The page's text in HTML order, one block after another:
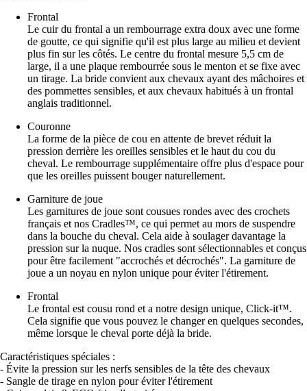
Frontal
Le cuir du frontal a un rembourrage extra doux avec une forme
de goutte, ce qui signifie qu'il est plus large au milieu et devient
plus fin sur les côtés. Le centre du frontal mesure 5,5 cm de
large, il a une plaque rembourrée sous le menton et se fixe avec
un tirage. La bride convient aux chevaux ayant des mâchoires et
des pommettes sensibles, et aux chevaux habitués à un frontal
anglais traditionnel.
Couronne
La forme de la pièce de cou en attente de brevet réduit la
pression derrière les oreilles sensibles et le haut du cou du
cheval. Le rembourrage supplémentaire offre plus d'espace pour
que les oreilles puissent bouger naturellement.
Garniture de joue
Les garnitures de joue sont cousues rondes avec des crochets
français et nos Cradles™, ce qui permet au mors de suspendre
dans la bouche du cheval. Cela aide à soulager davantage la
pression sur la nuque. Nos cradles sont sélectionnables et conçus
pour être facilement "accrochés et décrochés". La garniture de
joue a un noyau en nylon unique pour éviter l'étirement.
Frontal
Le frontal est cousu rond et a notre design unique, Click-it™.
Cela signifie que vous pouvez le changer en quelques secondes,
même lorsque le cheval porte déjà la bride.
Caractéristiques spéciales :
- Évite la pression sur les nerfs sensibles de la tête des chevaux
- Sangle de tirage en nylon pour éviter l'étirement